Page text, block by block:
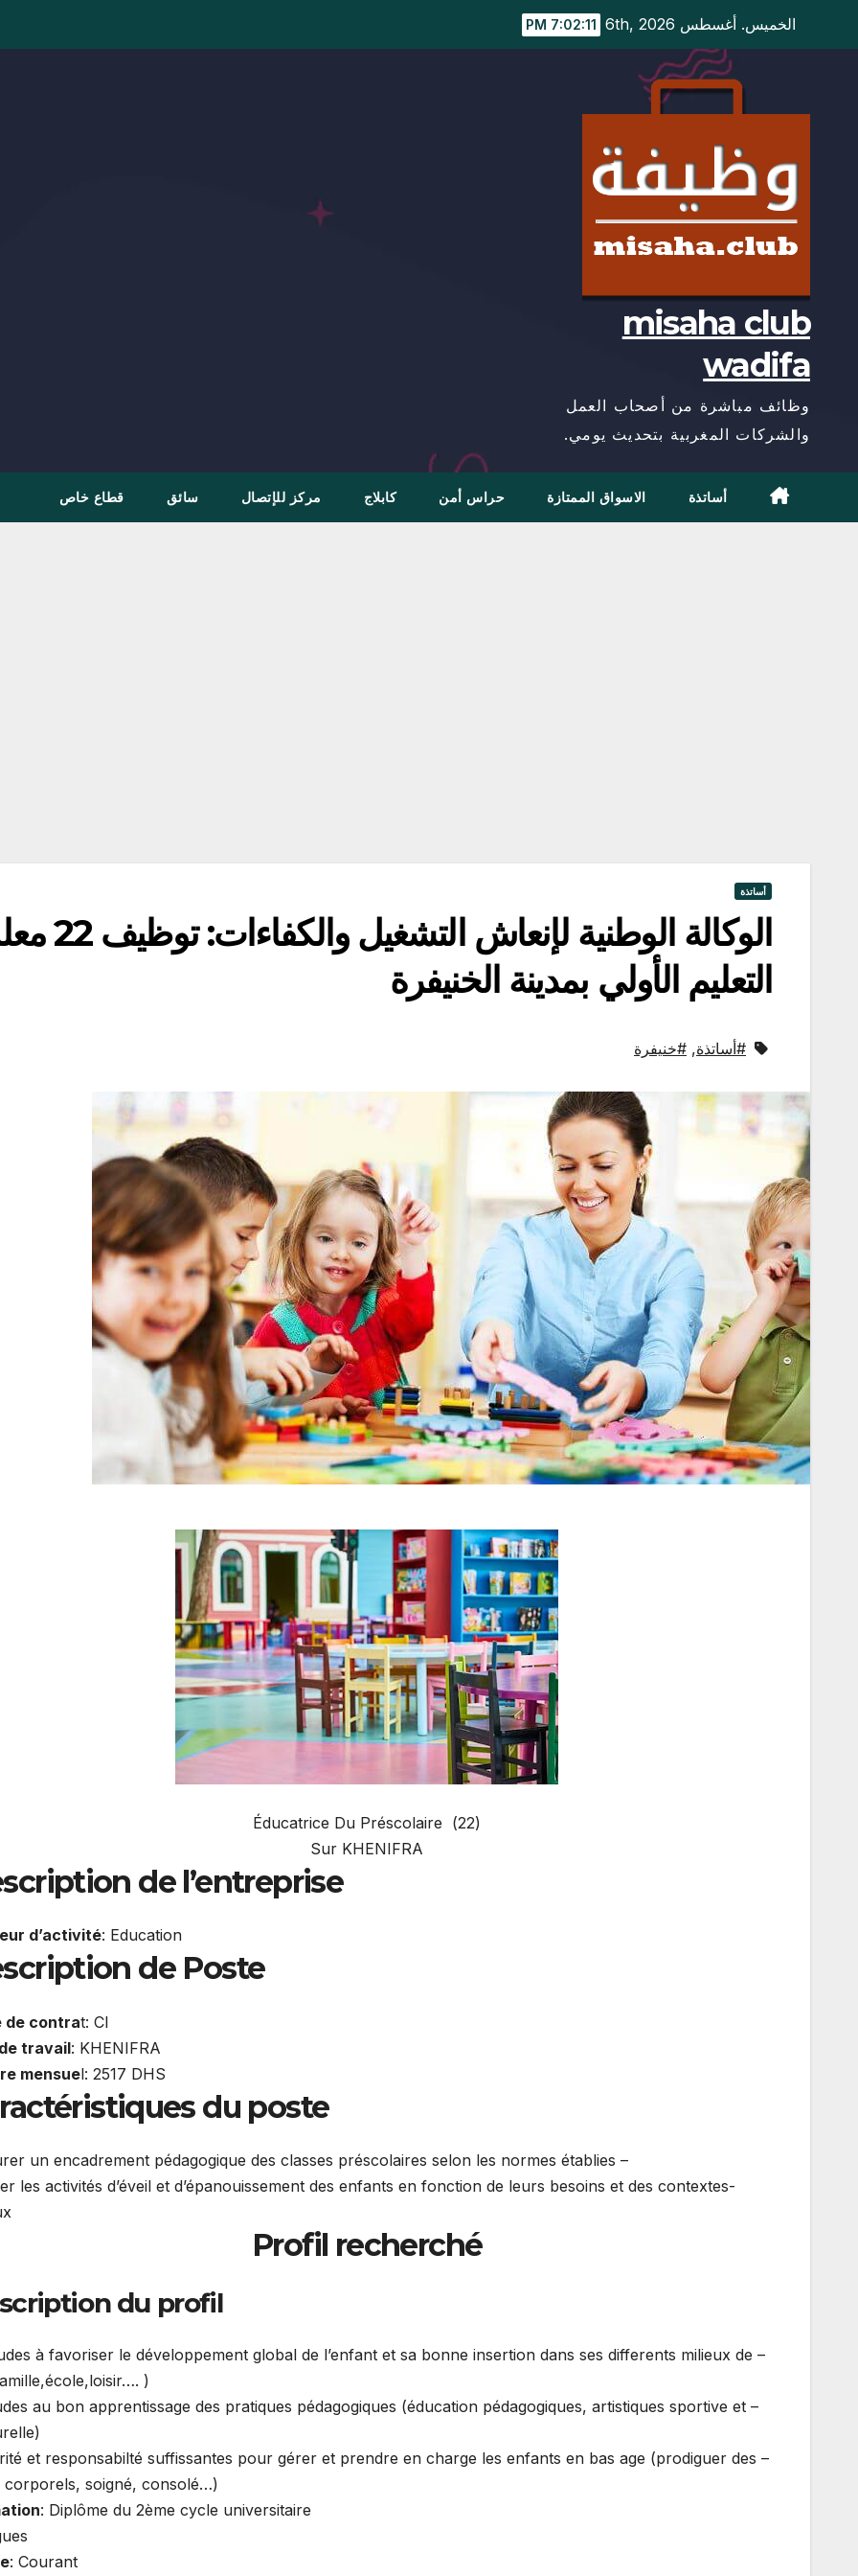
الخميس. أغسطس 6th, 2026 7:02:12 PM
misaha club
wadifa
وظائف مباشرة من أصحاب العمل
والشركات المغربية بتحديث يومي.
أساتذة الاسواق الممتازة حراس أمن كابلاج مركز للإتصال سائق قطاع خاص
أساتذة
الوكالة الوطنية لإنعاش
التعليم الأولي بمدينة الخنيفرة
#أساتذة, #خنيفرة
(22) Éducatrice Du Préscolaire
Sur KHENIFRA
de l’entreprise
d’activité: Education
de Poste
de contrat: CI
travail: KHENIFRA
mensuel: 2517 DHS
du poste
– Assurer un encadrement pédagogique des classes préscolaires selon les normes établies.
les activités d’éveil et d’épanouissement des enfants en fonction de leurs besoins et des contextes
Profil recherché
du profil
à favoriser le développement global de l’enfant et sa bonne insertion dans ses differents milieux de
)
au bon apprentissage des pratiques pédagogiques (éducation pédagogiques, artistiques sportive et
et responsabilté suffissantes pour gérer et prendre en charge les enfants en bas age (prodiguer des
corporels, soigné, consolé…)
: Diplôme du 2ème cycle universitaire
: Courant